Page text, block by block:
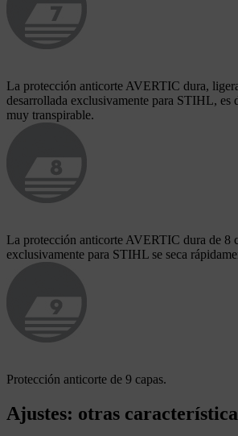
La protección anticorte AVERTIC dura,
desarrollada exclusivamente para STIHL, es
muy transpirable.
La protección anticorte AVERTIC dura de 8
exclusivamente para STIHL se seca
Protección anticorte de 9 capas.
Ajustes: otras